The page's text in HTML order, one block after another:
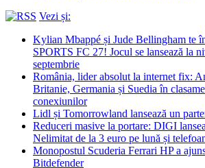
Vezi și:
Kylian Mbappé și Jude Bellingham te
SPORTS FC 27! Jocul se lansează la
septembrie
România, lider absolut la internet fix:
Britanie, Germania și Suedia în
conexiunilor
Lidl și Tomorrowland lansează un
Reduceri masive la portare: DIGI
Nelimitat de la 3 euro pe lună și
Monopostul Scuderia Ferrari HP a
Bitdefender